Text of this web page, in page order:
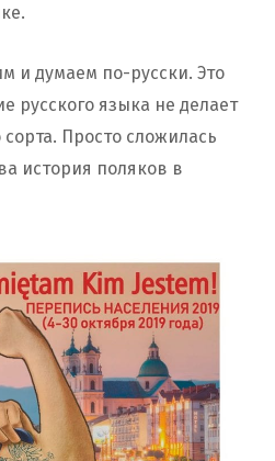
и думаем по-русски. Это
русского языка не делает
Просто сложилась
история поляков в